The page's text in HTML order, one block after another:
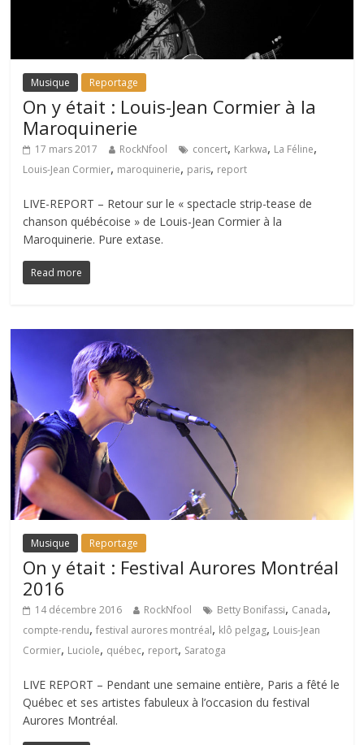
Musique Reportage
On y était : Louis-Jean Cormier à la
Maroquinerie
17 mars 2017 RockNfool concert, Karkwa, La Féline,
Louis-Jean Cormier, maroquinerie, paris, report
LIVE-REPORT – Retour sur le « spectacle strip-tease de
chanson québécoise » de Louis-Jean Cormier à la
Maroquinerie. Pure extase.
Read more
Musique Reportage
On y était : Festival Aurores Montréal
2016
14 décembre 2016 RockNfool Betty Bonifassi, Canada,
compte-rendu,festival aurores montréal, klô pelgag, Louis-Jean
Cormier, Luciole, québec, report, Saratoga
LIVE REPORT – Pendant une semaine entière, Paris a fêté le
Québec et ses artistes fabuleux à l’occasion du festival
Aurores Montréal.